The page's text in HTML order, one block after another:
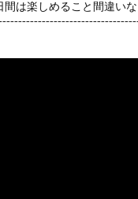
間は楽しめること間違い